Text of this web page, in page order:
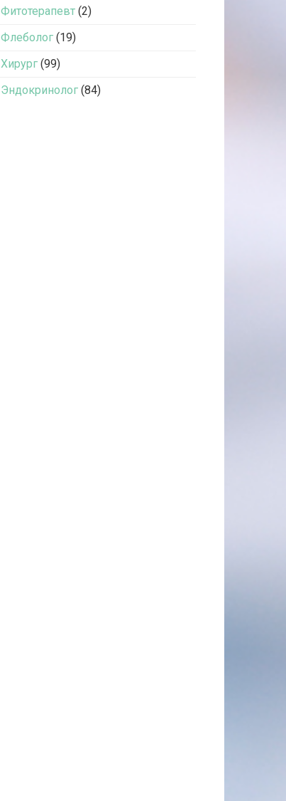
Фитотерапевт (2)
Флеболог (19)
Хирург (99)
Эндокринолог (84)